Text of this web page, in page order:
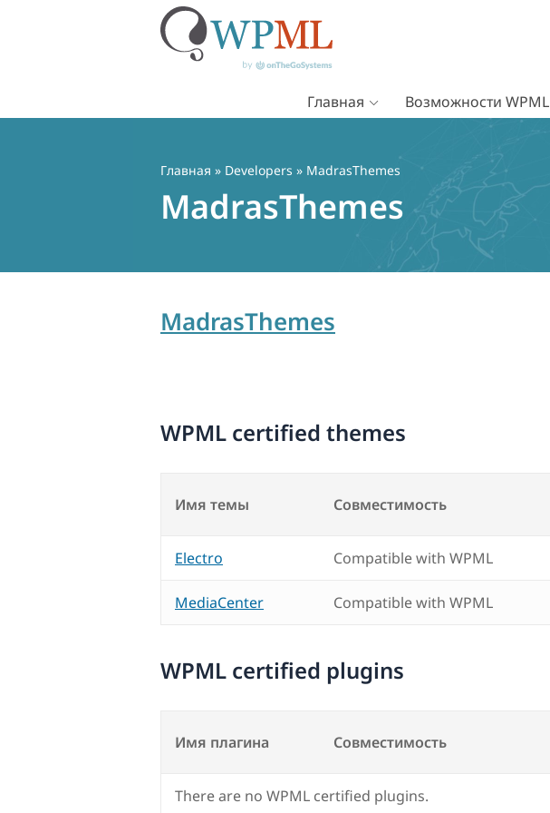
Главная Возможности WPML
Главная » Developers » MadrasThemes
MadrasThemes
MadrasThemes
WPML certified themes
Имя темы Совместимость
Electro Compatible with WPML
MediaCenter Compatible with WPML
WPML certified plugins
Имя плагина Совместимость
There are no WPML certified plugins.